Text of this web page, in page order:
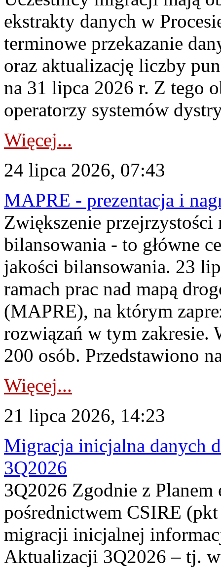
ekstrakty danych w
terminowe przekazanie
oraz aktualizację liczby
na 31 lipca 2026 r. Z tego
operatorzy systemów
Więcej...
24 lipca 2026, 07:43
MAPRE - prezentacja i
Zwiększenie
bilansowania - to główne
jakości bilansowania. 23
ramach prac nad mapą
(MAPRE), na którym
rozwiązań w tym zakresie.
200 osób. Przedstawiono
Więcej...
21 lipca 2026, 14:23
Migracja inicjalna danych
3Q2026
3Q2026 Zgodnie z
pośrednictwem CSIRE
migracji inicjalnej
Aktualizacji 3Q2026 – tj.